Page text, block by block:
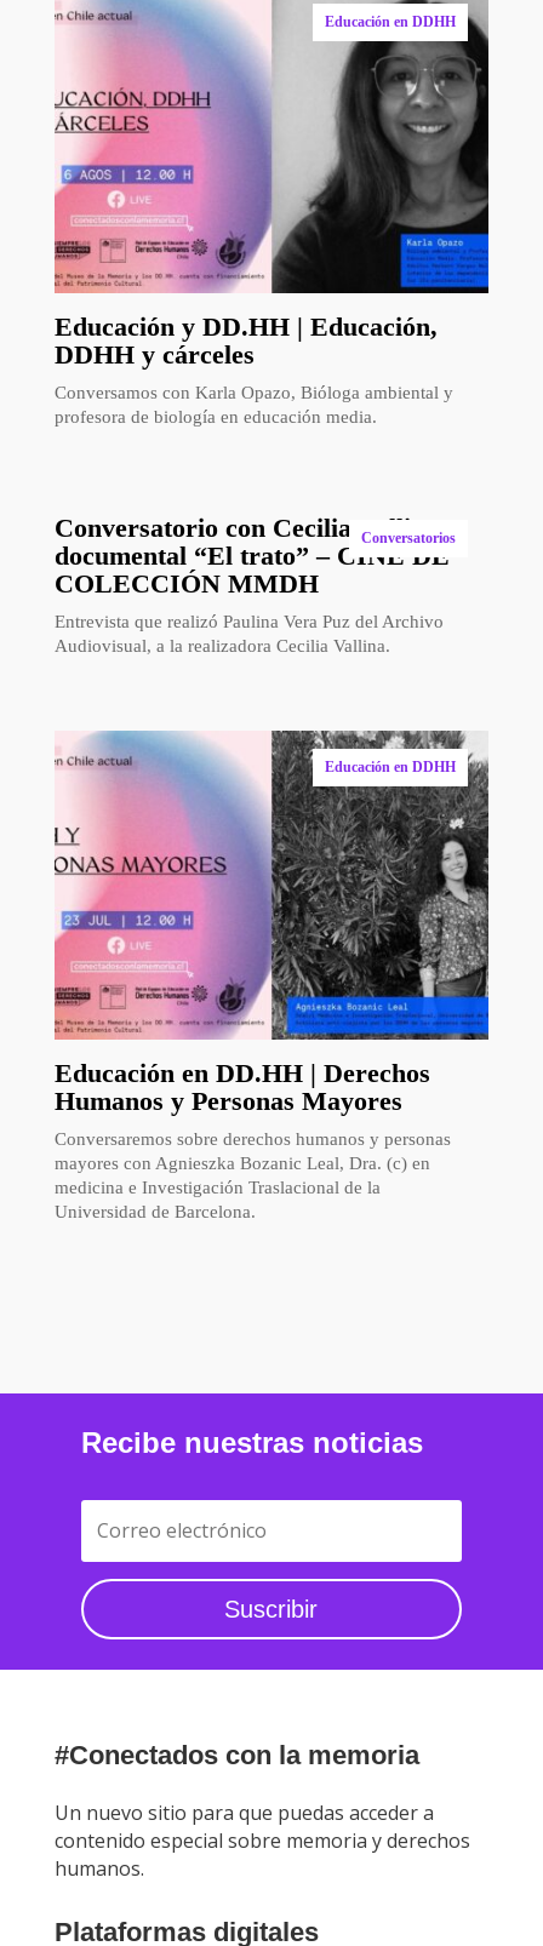
Educación en DDHH
Educación y DD.HH | Educación,
DDHH y cárceles
Conversamos con Karla Opazo, Bióloga ambiental y
profesora de biología en educación media.
Conversatorios
Conversatorio con Cecilia Vallina –
documental “El trato” – CINE DE
COLECCIÓN MMDH
Entrevista que realizó Paulina Vera Puz del Archivo
Audiovisual, a la realizadora Cecilia Vallina.
Educación en DDHH
Educación en DD.HH | Derechos
Humanos y Personas Mayores
Conversaremos sobre derechos humanos y personas
mayores con Agnieszka Bozanic Leal, Dra. (c) en
medicina e Investigación Traslacional de la
Universidad de Barcelona.
Recibe nuestras noticias
Suscribir
#Conectados con la memoria
Un nuevo sitio para que puedas acceder a
contenido especial sobre memoria y derechos
humanos.
Plataformas digitales